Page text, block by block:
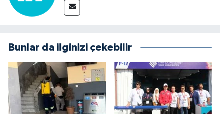
Bunlar da ilginizi çekebilir